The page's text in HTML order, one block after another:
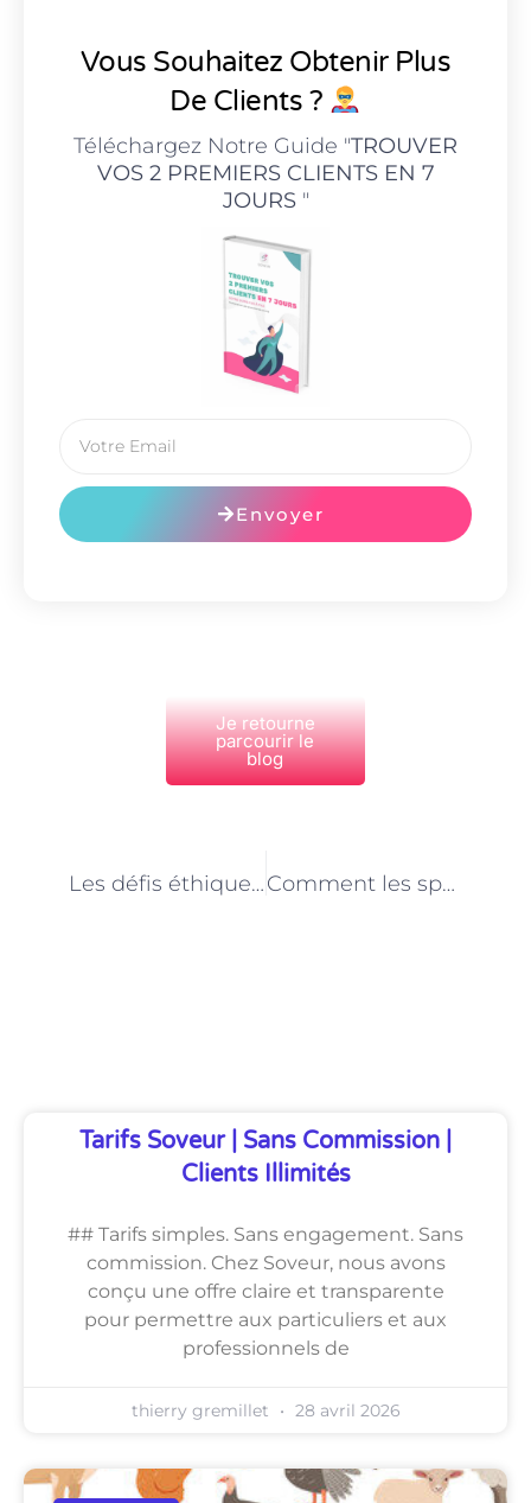
Vous Souhaitez Obtenir Plus
De Clients ?
Téléchargez Notre Guide "TROUVER
VOS 2 PREMIERS CLIENTS EN 7
JOURS"
Envoyer
Je retourne
parcourir le
blog
Les défis éthiques et environnementaux pour les spécialistes de l’alimentation animale à Paris Comment les spécialistes de l’alimentation animale à Paris contribuent-ils à la durabilité de l’industrie ?
Tarifs Soveur | Sans Commission |
Clients Illimités
## Tarifs simples. Sans engagement. Sans
commission. Chez Soveur, nous avons
conçu une offre claire et transparente
pour permettre aux particuliers et aux
professionnels de
thierry gremillet 28 avril 2026